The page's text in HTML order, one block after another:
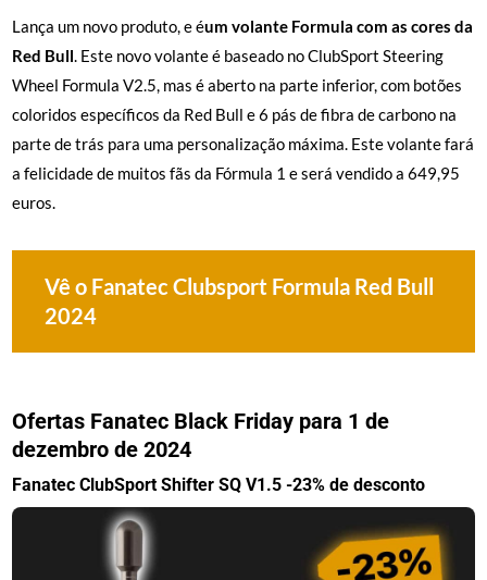
Lança um novo produto, e éum volante Formula com as cores da
Red Bull. Este novo volante é baseado no ClubSport Steering
Wheel Formula V2.5, mas é aberto na parte inferior, com botões
coloridos específicos da Red Bull e 6 pás de fibra de carbono na
parte de trás para uma personalização máxima. Este volante fará
a felicidade de muitos fãs da Fórmula 1 e será vendido a 649,95
euros.
Vê o Fanatec Clubsport Formula Red Bull
2024
Ofertas Fanatec Black Friday para 1 de
dezembro de 2024
Fanatec ClubSport Shifter SQ V1.5 -23% de desconto